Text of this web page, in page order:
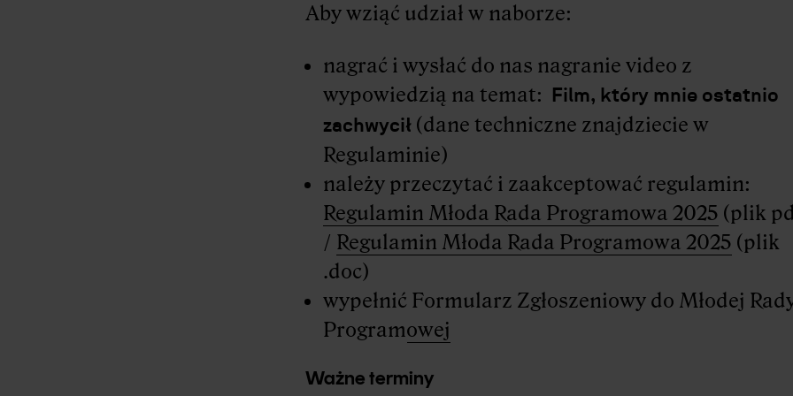
Aby wziąć udział w naborze:
nagrać i wysłać do nas nagranie video z
wypowiedzią na temat: Film, który mnie ostatnio
zachwycił (dane techniczne znajdziecie w
Regulaminie)
należy przeczytać i zaakceptować regulamin:
Regulamin Młoda Rada Programowa 2025 (plik
/ Regulamin Młoda Rada Programowa 2025 (plik
.doc)
wypełnić Formularz Zgłoszeniowy do Młodej
Programowej
Ważne terminy